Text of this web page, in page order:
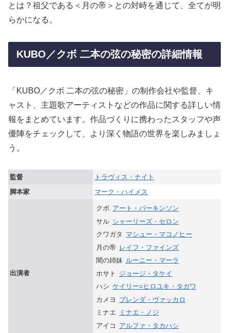
とは？祖父である＜月の帝＞との対峙を通じて、全てが明
らかになる。
KUBO／クボ 二本の弦の秘密の詳細情報
「KUBO／クボ 二本の弦の秘密」の制作会社や監督、キ
ャスト、主題歌アーティストなどの作品に関する詳しい情
報をまとめています。作品づくりに携わったスタッフや声
優陣をチェックして、より深く物語の世界を楽しみましょ
う。
監督
トラヴィス・ナイト
脚本家
マーク・ハイメス
出演者
クボ アート・パーキンソン
サル シャーリーズ・セロン
クワガタ マシュー・マコノヒー
月の帝 レイフ・ファインズ
闇の姉妹 ルーニー・マーラ
ホサト
ジョージ・タケイ
ハシ ケイリー=ヒロユキ・タガワ
カメヨ ブレンダ・ヴァッカロ
ミナエ
ミナエ・ノジ
アイコ アルファ・タカハシ